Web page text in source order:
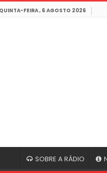
QUINTA-FEIRA , 6 AGOSTO 2026
SOBRE A RÁDIO